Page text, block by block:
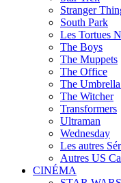
Stranger
South Park
Les Tortues
The Boys
The Muppets
The Office
The
The Witcher
Transformers
Ultraman
Wednesday
Les autres
Autres US
CINÉMA